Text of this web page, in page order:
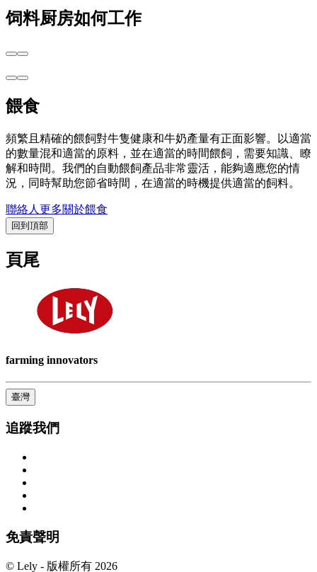
饲料厨房如何工作
餵食
頻繁且精確的餵飼對牛隻健康和牛奶產量有正面影響。以適當
的數量混和適當的原料，並在適當的時間餵飼，需要知識、瞭
解和時間。我們的自動餵飼產品非常靈活，能夠適應您的情
況，同時幫助您節省時間，在適當的時機提供適當的飼料。
聯絡人 更多關於餵食
回到頂部
頁尾
farming innovators
臺灣
追蹤我們
免責聲明
© Lely - 版權所有 2026